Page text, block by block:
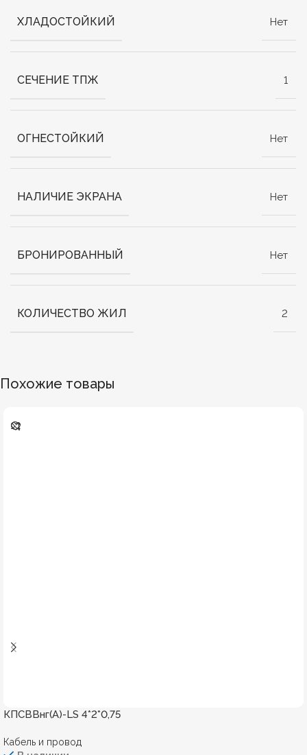
ХЛАДОСТОЙКИЙ Нет
СЕЧЕНИЕ ТПЖ 1
ОГНЕСТОЙКИЙ Нет
НАЛИЧИЕ ЭКРАНА Нет
БРОНИРОВАННЫЙ Нет
КОЛИЧЕСТВО ЖИЛ 2
Похожие товары
КПСВВнг(А)-LS 4*2*0,75
Кабель и провод